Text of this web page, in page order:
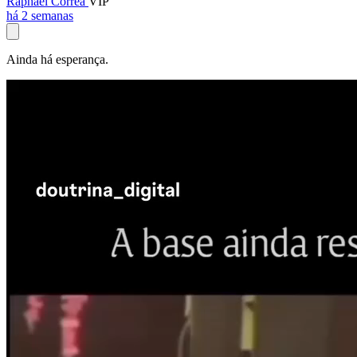
há 2 semanas
Ainda há esperança.